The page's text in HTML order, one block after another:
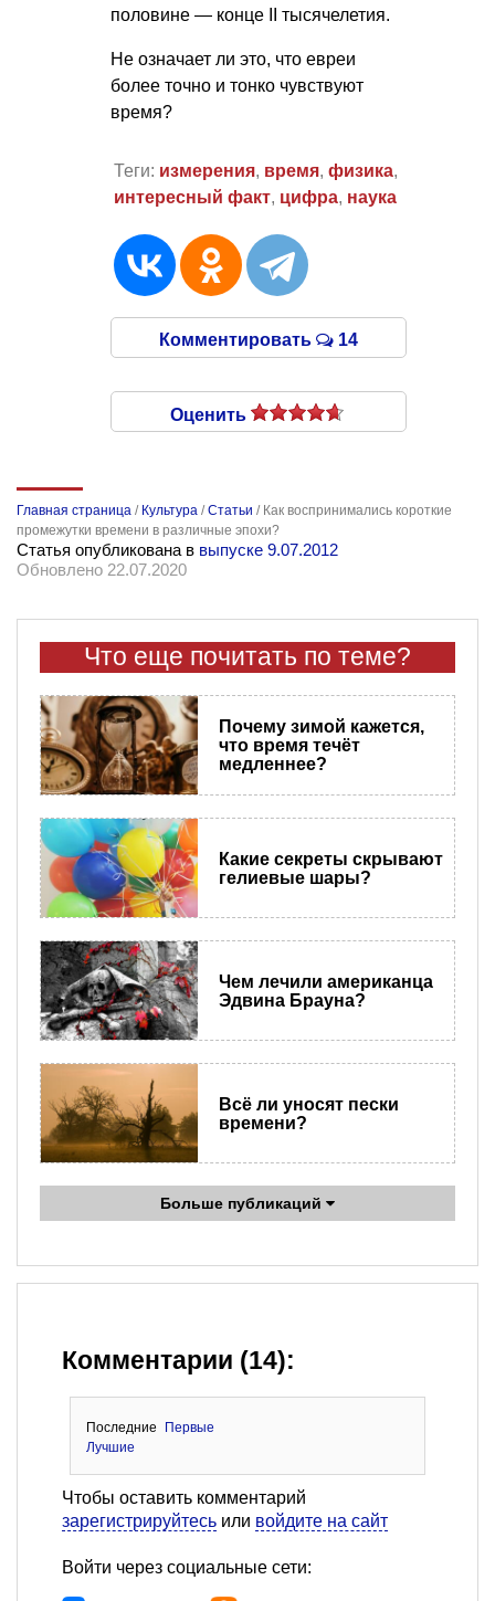
половине — конце II тысячелетия.
Не означает ли это, что евреи
более точно и тонко чувствуют
время?
Теги: измерения, время, физика,
интересный факт, цифра, наука
Комментировать 14
Оценить
Главная страница / Культура /Статьи / Как воспринимались короткие
промежутки времени в различные эпохи?
Статья опубликована в выпуске 9.07.2012
Обновлено 22.07.2020
Что еще почитать по теме?
Почему зимой кажется,
что время течёт
медленнее?
Какие секреты скрывают
гелиевые шары?
Чем лечили американца
Эдвина Брауна?
Всё ли уносят пески
времени?
Больше публикаций
Комментарии (14):
Последние
Первые
Лучшие
Чтобы оставить комментарий
зарегистрируйтесь или войдите на сайт
Войти через социальные сети: